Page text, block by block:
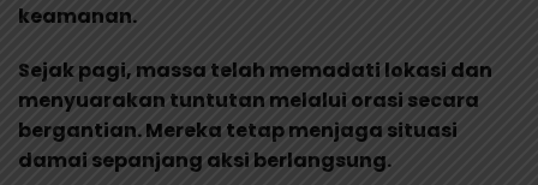
keamanan.
Sejak pagi, massa telah memadati lokasi dan
menyuarakan tuntutan melalui orasi secara
bergantian. Mereka tetap menjaga situasi
damai sepanjang aksi berlangsung.